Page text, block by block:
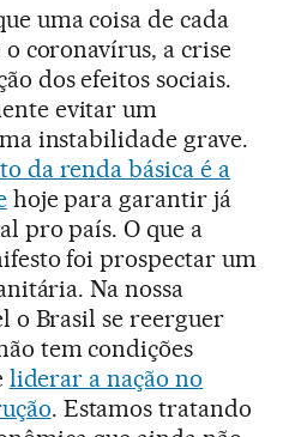
uma coisa de cada
o coronavírus, a crise
dos efeitos sociais.
evitar um
instabilidade grave.
da renda básica é a
hoje para garantir já
pro país. O que a
foi prospectar um
Na nossa
o Brasil se reerguer
tem condições
liderar a nação no
. Estamos tratando